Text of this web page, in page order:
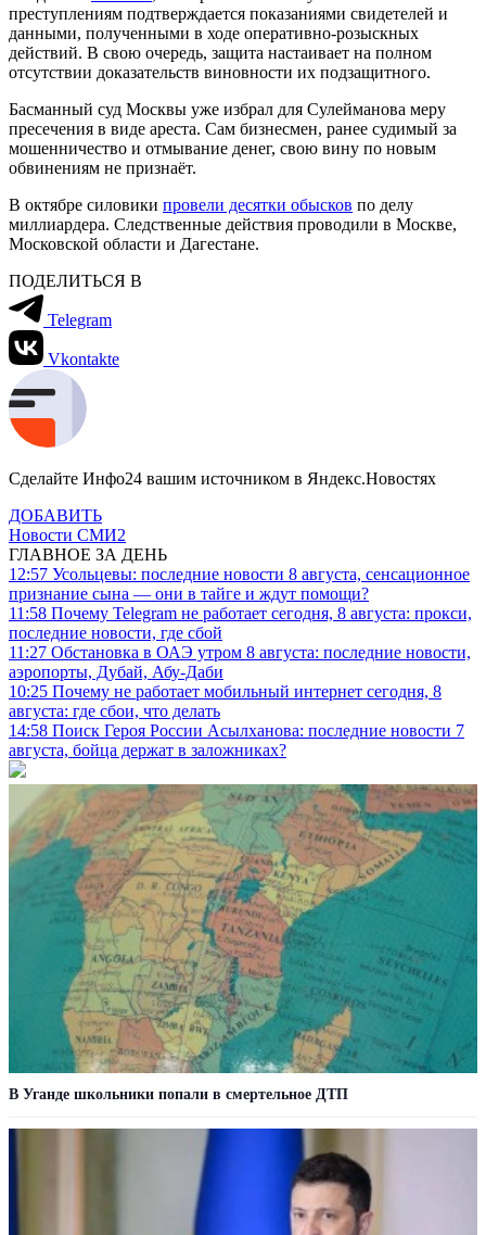
преступлениям подтверждается показаниями свидетелей и
данными, полученными в ходе оперативно-розыскных
действий. В свою очередь, защита настаивает на полном
отсутствии доказательств виновности их подзащитного.
Басманный суд Москвы уже избрал для Сулейманова меру
пресечения в виде ареста. Сам бизнесмен, ранее судимый за
мошенничество и отмывание денег, свою вину по новым
обвинениям не признаёт.
В октябре силовики провели десятки обысков по делу
миллиардера. Следственные действия проводили в Москве,
Московской области и Дагестане.
ПОДЕЛИТЬСЯ В
Telegram
Vkontakte
Сделайте Инфо24 вашим источником в Яндекс.Новостях
ДОБАВИТЬ
Новости СМИ2
ГЛАВНОЕ ЗА ДЕНЬ
12:57 Усольцевы: последние новости 8 августа, сенсационное
признание сына — они в тайге и ждут помощи?
11:58 Почему Telegram не работает сегодня, 8 августа: прокси,
последние новости, где сбой
11:27 Обстановка в ОАЭ утром 8 августа: последние новости,
аэропорты, Дубай, Абу-Даби
10:25 Почему не работает мобильный интернет сегодня, 8
августа: где сбои, что делать
14:58 Поиск Героя России Асылханова: последние новости 7
августа, бойца держат в заложниках?
В Уганде школьники попали в смертельное ДТП